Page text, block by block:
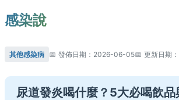
感染說
其他感染病 發佈日期：2026-06-05 更新日期
尿道發炎喝什麼？5大必喝飲